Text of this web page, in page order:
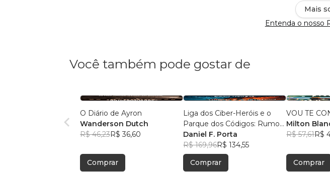
Mais
Entenda o nosso
Você também pode gostar de
O Diário de Ayron
Wanderson Dutch
R$ 46,23R$ 36,60
Comprar
Liga dos Ciber-Heróis e o
Parque dos Códigos: Rumo
ao Desconhecido
Daniel F. Porta
R$ 169,96R$ 134,55
Comprar
VOU TE
Milton
Abrunhosa
R$ 57,61R$
Comprar